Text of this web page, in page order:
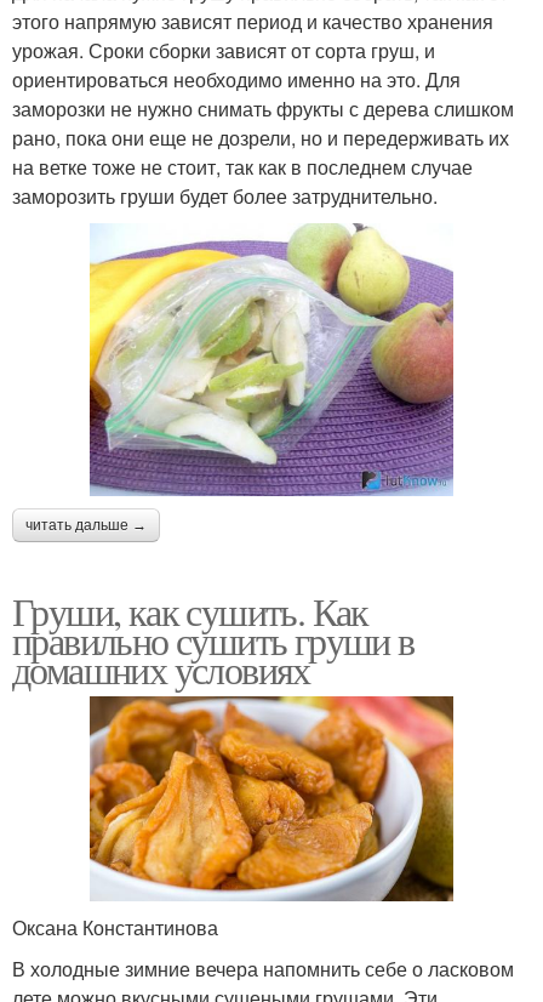
этого напрямую зависят период и качество хранения
урожая. Сроки сборки зависят от сорта груш, и
ориентироваться необходимо именно на это. Для
заморозки не нужно снимать фрукты с дерева слишком
рано, пока они еще не дозрели, но и передерживать их
на ветке тоже не стоит, так как в последнем случае
заморозить груши будет более затруднительно.
читать дальше →
Груши, как сушить. Как
правильно сушить груши в
домашних условиях
Оксана Константинова
В холодные зимние вечера напомнить себе о ласковом